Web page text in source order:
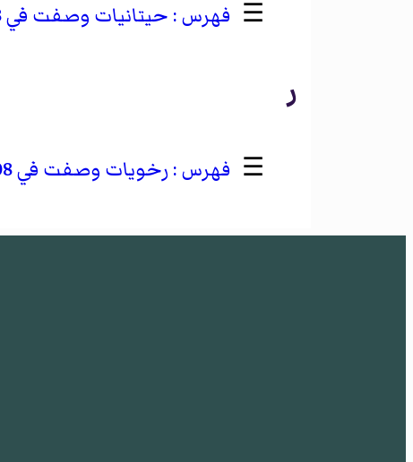
☰
حيتانيات وصفت في 2008
ر
☰ رخويات وصفت في 2008